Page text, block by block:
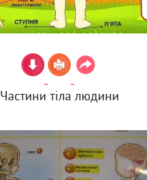
Частини тіла людини